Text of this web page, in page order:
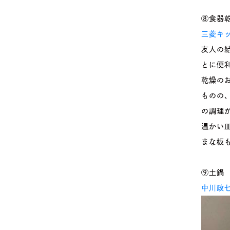
⑧食器
三菱キ
友人の
とに便
乾燥の
ものの
の調理
温かい
まな板
⑨土鍋
中川政